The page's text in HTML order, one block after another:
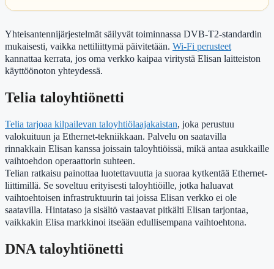
Yhteisantennijärjestelmät säilyvät toiminnassa DVB-T2-standardin
mukaisesti, vaikka nettiliittymä päivitetään. Wi-Fi perusteet
kannattaa kerrata, jos oma verkko kaipaa viritystä Elisan laitteiston
käyttöönoton yhteydessä.
Telia taloyhtiönetti
Telia tarjoaa kilpailevan taloyhtiölaajakaistan, joka perustuu
valokuituun ja Ethernet-tekniikkaan. Palvelu on saatavilla
rinnakkain Elisan kanssa joissain taloyhtiöissä, mikä antaa asukkaille
vaihtoehdon operaattorin suhteen.
Telian ratkaisu painottaa luotettavuutta ja suoraa kytkentää Ethernet-
liittimillä. Se soveltuu erityisesti taloyhtiöille, jotka haluavat
vaihtoehtoisen infrastruktuurin tai joissa Elisan verkko ei ole
saatavilla. Hintataso ja sisältö vastaavat pitkälti Elisan tarjontaa,
vaikkakin Elisa markkinoi itseään edullisempana vaihtoehtona.
DNA taloyhtiönetti